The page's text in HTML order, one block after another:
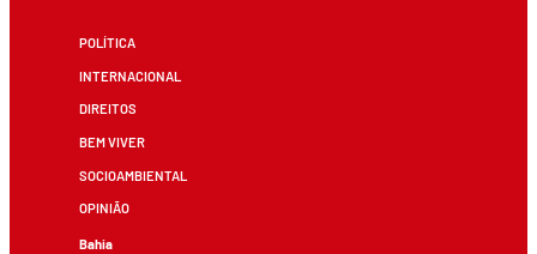
POLÍTICA
INTERNACIONAL
DIREITOS
BEM VIVER
SOCIOAMBIENTAL
OPINIÃO
Bahia